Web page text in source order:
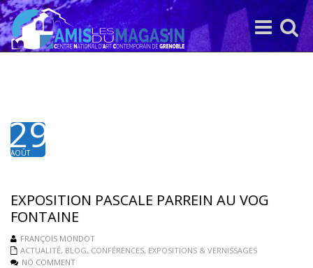
Toggle
search
Toggle
navigation
29
AOÛT
EXPOSITION PASCALE PARREIN AU VOG
FONTAINE
FRANÇOIS MONDOT
ACTUALITÉ, BLOG, CONFÉRENCES, EXPOSITIONS & VERNISSAGES
NO COMMENT